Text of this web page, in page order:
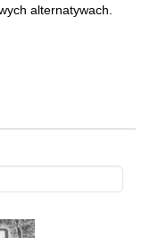
alternatywach.